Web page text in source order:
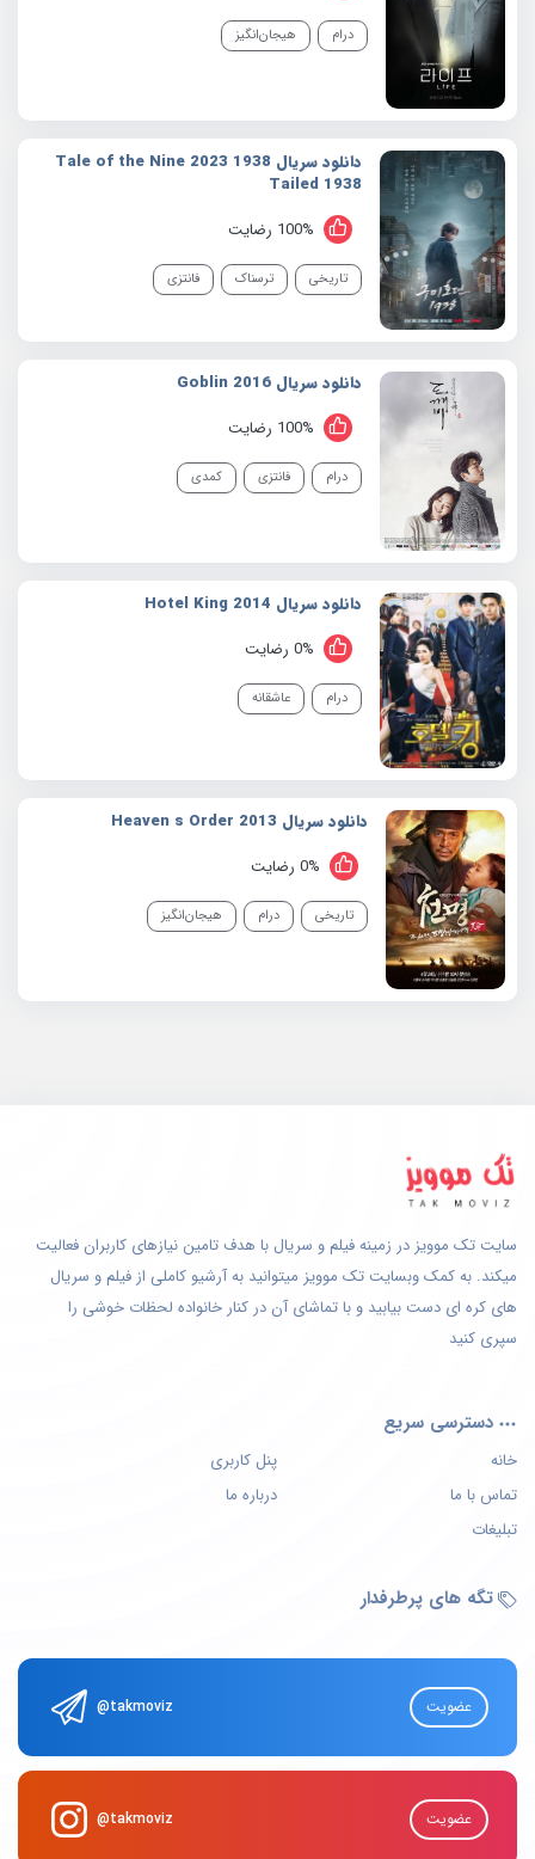
درام هیجان‌انگیز
دانلود سریال 1938 2023 Tale of the Nine
Tailed 1938
100% رضایت
تاریخی ترسناک فانتزی
دانلود سریال 2016 Goblin
100% رضایت
درام فانتزی کمدی
دانلود سریال 2014 Hotel King
0% رضایت
درام عاشقانه
دانلود سریال 2013 Heaven s Order
0% رضایت
تاریخی درام هیجان‌انگیز
سایت تک موویز در زمینه فیلم و سریال با هدف تامین نیازهای کاربران فعالیت
میکند. به کمک وبسایت تک موویز میتوانید به آرشیو کاملی از فیلم و سریال
های کره ای دست بیابید و با تماشای آن در کنار خانواده لحظات خوشی را
سپری کنید
دسترسی سریع
خانه
پنل کاربری
تماس با ما
درباره ما
تبلیغات
تگه های پرطرفدار
@takmoviz عضویت
@takmoviz عضویت